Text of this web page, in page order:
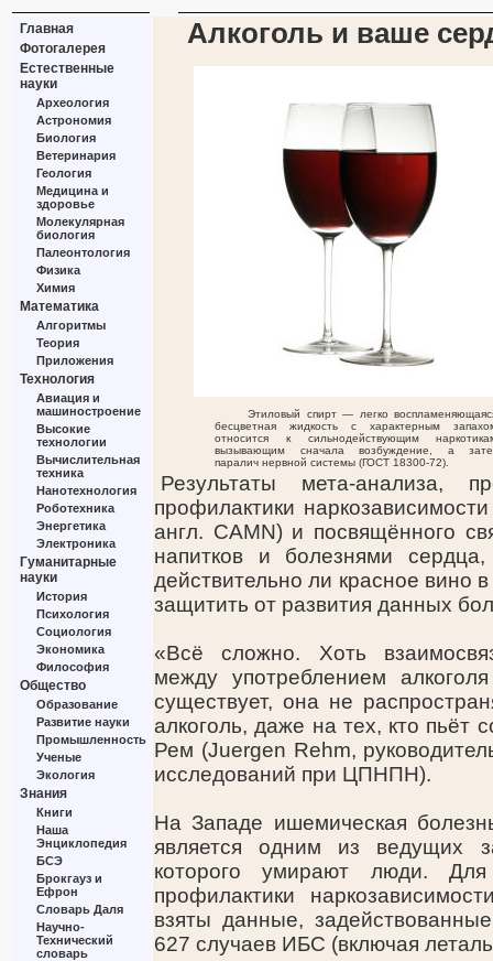
Главная
Фотогалерея
Естественные
науки
Археология
Астрономия
Биология
Ветеринария
Геология
Медицина и
здоровье
Молекулярная
биология
Палеонтология
Физика
Химия
Математика
Алгоритмы
Теория
Приложения
Технология
Авиация и
машиностроение
Высокие
технологии
Вычислительная
техника
Нанотехнология
Роботехника
Энергетика
Электроника
Гуманитарные
науки
История
Психология
Социология
Экономика
Философия
Общество
Образование
Развитие науки
Промышленность
Ученые
Экология
Знания
Книги
Наша
Энциклопедия
БСЭ
Брокгауз и
Ефрон
Словарь Даля
Научно-
Технический
словарь
Алкоголь и ваше
Этиловый спирт — легко
бесцветная жидкость с характерным
относится к сильнодействующим
вызывающим сначала возбуждение, а
паралич нервной системы (ГОСТ 18300-72).
Результаты мета-анализа,
профилактики
англ. CAMN) и посвящённого
напитков и болезнями
действительно ли красное вино
защитить от развития данных
«Всё сложно. Хоть
между употреблением
существует, она не
алкоголь, даже на тех, кто пьёт
Рем (Juergen Rehm,
исследований при ЦПНПН).
На Западе ишемическая
является одним из ведущих
которого умирают люди. Для
профилактики
взяты данные,
627 случаев ИБС (включая